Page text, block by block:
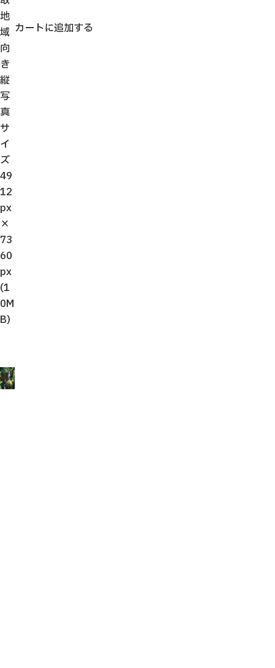
地
域
向
き
縦
写
真
サ
イ
ズ
49
12
px
×
73
60
px
(1
0M
B)
カートに追加する